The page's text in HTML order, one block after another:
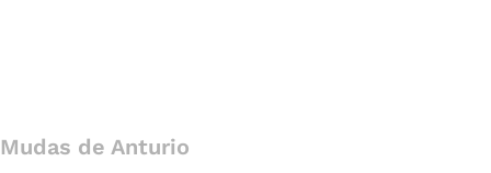
Mudas de Anturio